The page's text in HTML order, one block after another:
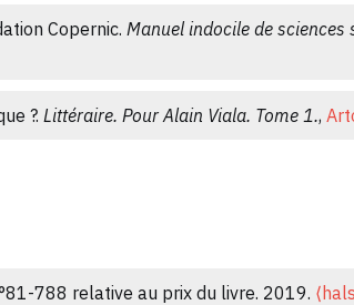
Jeune
des Bibliothèques de France , 2013, 58
par les bibliothécaires de lecture
Copernic. Manuel indocile de
?. Littéraire. Pour Alain Viala. Tome 1.,
788 relative au prix du livre. 2019.